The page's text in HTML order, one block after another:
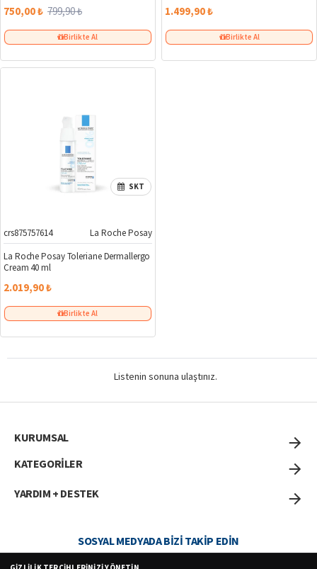
750,00 ₺ 799,90 ₺
Birlikte Al
1.499,90 ₺
Birlikte Al
SKT
crs875757614
La Roche Posay
La Roche Posay Toleriane Dermallergo
Cream 40 ml
2.019,90 ₺
Birlikte Al
Listenin sonuna ulaştınız.
KURUMSAL
KATEGORİLER
YARDIM + DESTEK
SOSYAL MEDYADA BIZI TAKIP EDIN